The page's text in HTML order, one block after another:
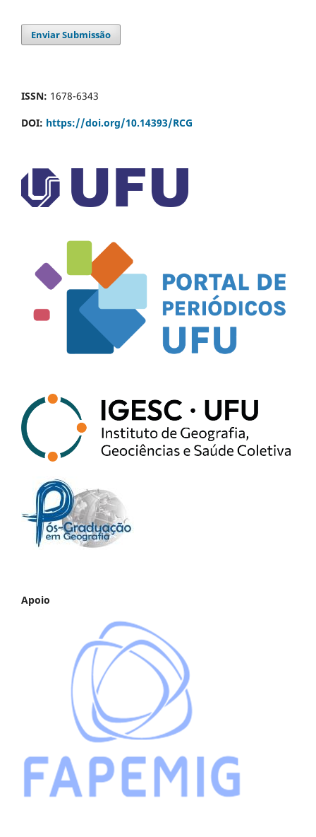
Enviar Submissão
ISSN: 1678-6343
DOI: https://doi.org/10.14393/RCG
Apoio